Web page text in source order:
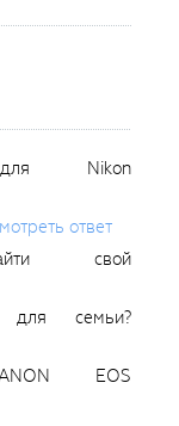
Nikon
ответ
свой
для семьи?
EOS